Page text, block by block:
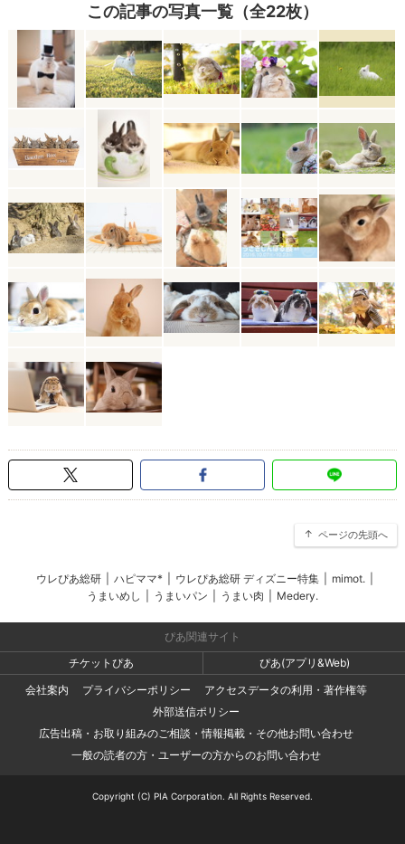
この記事の写真一覧（全22枚）
ページの先頭へ
ウレぴあ総研 ハピママ* ウレぴあ総研 ディズニー特集 mimot.
うまいめし
うまいパン うまい肉 Medery.
ぴあ関連サイト
チケットぴあ
ぴあ(アプリ&Web)
会社案内
プライバシーポリシー
アクセスデータの利用・著作権等
外部送信ポリシー
広告出稿・お取り組みのご相談・情報掲載・その他お問い合わせ
一般の読者の方・ユーザーの方からのお問い合わせ
Copyright (C) PIA Corporation. All Rights Reserved.